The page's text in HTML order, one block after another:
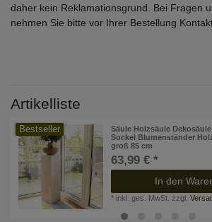
daher kein Reklamationsgrund. Bei Fragen
nehmen Sie bitte vor Ihrer Bestellung
Artikelliste
Bestseller
Säule Holzsäule
Sockel Blumenständer
groß 85 cm
63,99 € *
In den
* inkl. ges. MwSt. zzgl.